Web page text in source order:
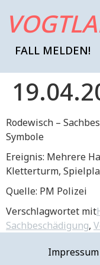
FALL MELDEN!
Rodewisch –
Symbole
Ereignis: Mehrere
Kletterturm,
Quelle: PM Polizei
Verschlagwortet mit
Sachbeschädigung,
Impressum